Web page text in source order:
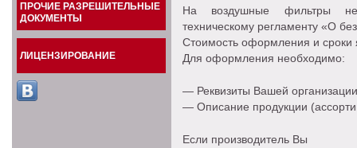
ПРОЧИЕ РАЗРЕШИТЕЛЬНЫЕ
ДОКУМЕНТЫ
ЛИЦЕНЗИРОВАНИЕ
На воздушные фильтры
техническому регламенту «О
Стоимость оформления и сроки
Для оформления необходимо:
— Реквизиты Вашей
— Описание продукции
Если производитель Вы